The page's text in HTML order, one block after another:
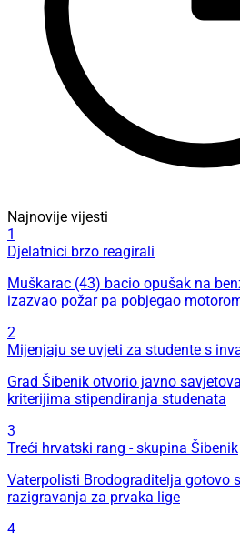
Najnovije vijesti
1
Djelatnici brzo reagirali
Muškarac (43) bacio opušak na
izazvao požar pa pobjegao
2
Mijenjaju se uvjeti za studente s
Grad Šibenik otvorio javno
kriterijima stipendiranja studenata
3
Treći hrvatski rang - skupina Šibenik
Vaterpolisti Brodograditelja gotovo
razigravanja za prvaka lige
4